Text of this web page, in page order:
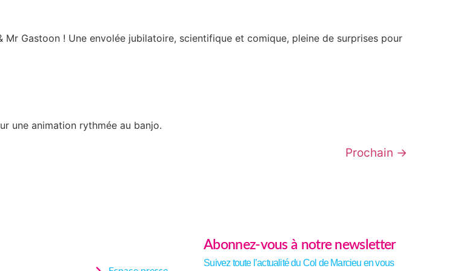
Gastoon ! Une envolée jubilatoire, scientifique et comique, pleine de surprises pour
une animation rythmée au banjo.
Prochain →
Abonnez-vous à notre newsletter
Suivez toute l’actualité du Col de Marcieu en vous